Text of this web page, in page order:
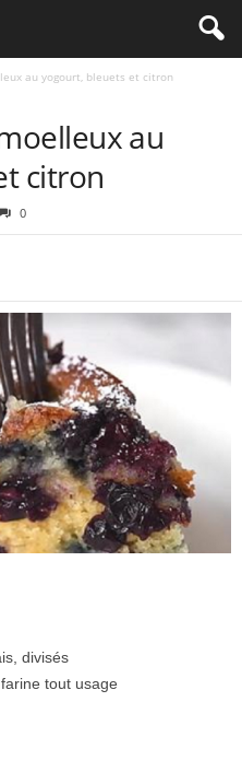
au yogourt, bleuets et citron
au
citron
0
divisés
tout usage